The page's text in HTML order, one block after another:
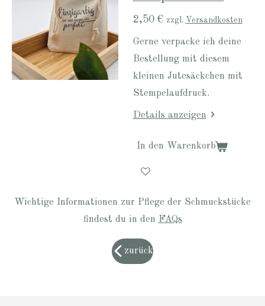
2,50 € zzgl. Versandkosten
Gerne verpacke ich deine
Bestellung mit diesem
kleinen Jutesäckchen mit
Stempelaufdruck.
Details anzeigen
In den Warenkorb
Wichtige Informationen zur Pflege der Schmuckstücke
findest du in den FAQs
zurück